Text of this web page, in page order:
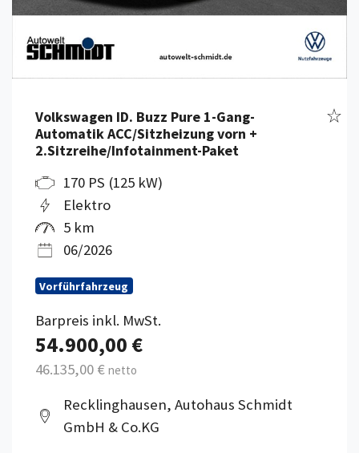
Volkswagen ID. Buzz Pure 1-Gang-
Automatik ACC/Sitzheizung vorn +
2.Sitzreihe/Infotainment-Paket
170 PS (125 kW)
Elektro
5 km
06/2026
Vorführfahrzeug
Barpreis inkl. MwSt.
54.900,00 €
46.135,00 € netto
Recklinghausen, Autohaus Schmidt
GmbH & Co.KG